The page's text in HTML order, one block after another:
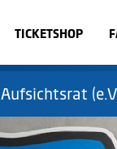
TICKETSHOP
Aufsichtsrat
Präsidium